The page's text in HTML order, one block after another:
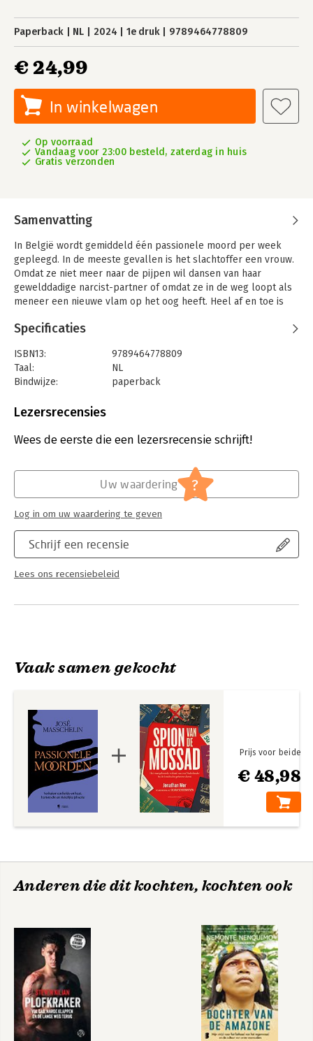
Paperback NL 2024 1e druk 9789464778809
€ 24,99
In winkelwagen
Op voorraad
Vandaag voor 23:00 besteld, zaterdag in huis
Gratis verzonden
Samenvatting
In België wordt gemiddeld één passionele moord per week
gepleegd. In de meeste gevallen is het slachtoffer een vrouw.
Omdat ze niet meer naar de pijpen wil dansen van haar
gewelddadige narcist-partner of omdat ze in de weg loopt als
meneer een nieuwe vlam op het oog heeft. Heel af en toe is
Het gebeurt bij alle lagen van de bevolking, maar de ene
José Masschelin twintig uiteenlopende cases. Een bedrogen
tuinman die zijn vrouw in stukken hakt met een bijl, een sluwe
slaapkamermoord gepleegd door een stikjaloerse advocate,
keer met een mes steekt… Allemaal verhalen over de
Typisch voor bijna álle daders: ze weten dat ze zwaar gestraft
jaloezie en haat drijven hen tot het uiterste.
Specificaties
ISBN13:
9789464778809
Taal:
NL
Bindwijze:
paperback
Uitgever:
Verschijningsdatum:
17-9-2024
Literatuur en romans
Lezersrecensies
Wees de eerste die een lezersrecensie schrijft!
Schrijf een recensie
Lees ons recensiebeleid
Uw waardering ?
Log in om uw waardering te geven
Vaak samen gekocht
€ 48,98
Prijs voor beide
Anderen die dit kochten, kochten ook